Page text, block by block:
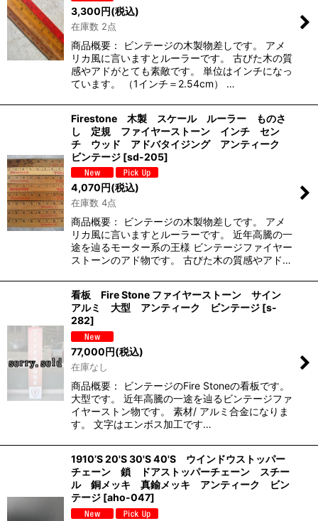
3,300円(税込)
在庫数 2点
商品概要： ビンテージの木製物差しです。 アメ
リカ風に言いますとルーラーです。 古びた木の質
感やアドがとても素敵です。 単位はインチになっ
ています。 （1インチ＝2.54cm） …
Firestone 木製 スケール ルーラー ものさ
し 定規 ファイヤーストーン インチ セン
チ ウッド アドバタイジング アンティーク
ビンテージ [sd-205]
4,070円(税込)
在庫数 4点
商品概要： ビンテージの木製物差しです。 アメ
リカ風に言いますとルーラーです。 近年高騰の一
途を辿るモーター系の王様 ビンテージファイヤー
ストーンのアド物です。 古びた木の質感やアド…
看板 Fire Stone ファイヤーストーン サイン
アルミ 大型 アンティーク ビンテージ [s-
282]
77,000円(税込)
在庫なし
商品概要： ビンテージのFire Stoneの看板です。
大型です。 近年高騰の一途を辿るビンテージファ
イヤーストン物です。 素材/ アルミ合金になりま
す。 文字はエンボス加工です…
1910’S 20'S 30'S 40'S ウインドウストッパー
チェーン 鎖 ドアストッパーチェーン スチー
ル 銅メッキ 真鍮メッキ アンティーク ビン
テージ [aho-047]